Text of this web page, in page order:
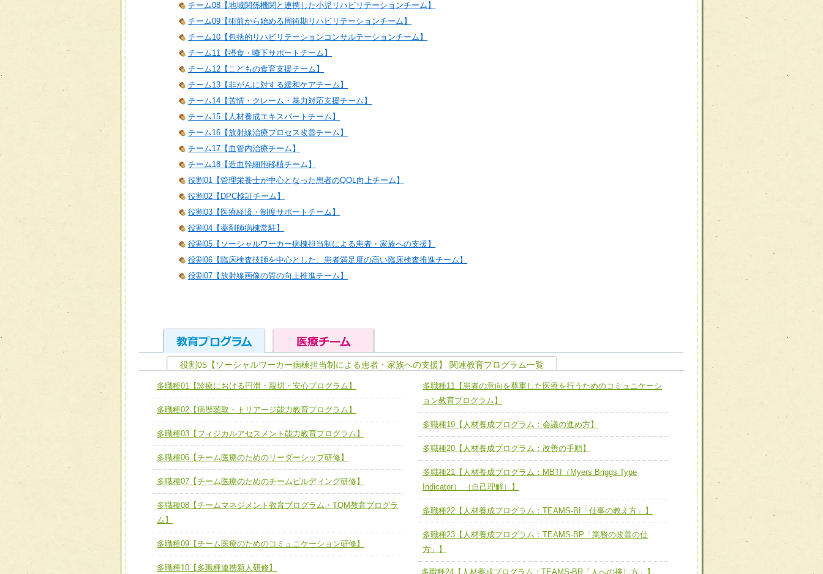
チーム08【地域関係機関と連携した小児リハビリテーションチーム】
チーム09【術前から始める周術期リハビリテーションチーム】
チーム10【包括的リハビリテーションコンサルテーションチーム】
チーム11【摂食・嚥下サポートチーム】
チーム12【こどもの食育支援チーム】
チーム13【非がんに対する緩和ケアチーム】
チーム14【苦情・クレーム・暴力対応支援チーム】
チーム15【人材養成エキスパートチーム】
チーム16【放射線治療プロセス改善チーム】
チーム17【血管内治療チーム】
チーム18【造血幹細胞移植チーム】
役割01【管理栄養士が中心となった患者のQOL向上チーム】
役割02【DPC検証チーム】
役割03【医療経済・制度サポートチーム】
役割04【薬剤師病棟常駐】
役割05【ソーシャルワーカー病棟担当制による患者・家族への支援】
役割06【臨床検査技師を中心とした、患者満足度の高い臨床検査推進チーム】
役割07【放射線画像の質の向上推進チーム】
ユニット１ 医療人としての基礎能力
全人的医療を実践する医療人として、必要な基礎能力を身につ
ける
ユニット２ チーム医療構成力
必要に応じて柔軟に医療チームを組織し、強調できる
ユニット３ 多職種連携力
他職種の視点とスキルを学び、相互理解と連携を深める
ユニット４ 専門能力拡大・向上
各職種のスキルを拡大・向上させ、新たな可能性を広げる
チーム01【病院内横断的問題解決チーム】
チーム02【地域医療連携推進による高度医療を必要とする在
宅患者等支援チーム】
チーム03【癌患者服薬サポートチーム】
チーム04【口腔ケアチーム】
チーム05【せん妄対策チーム】
チーム07【病院職員に対する院内感染対策教育チーム】
チーム08【地域関係機関と連携した小児リハビリテーション
チーム14【苦情・クレーム・暴力対応支援チーム】
チーム15【人材養成エキスパートチーム】
チーム16【放射線治療プロセス改善チーム】
チーム18【造血幹細胞移植チーム】
役割01【管理栄養士が中心となった患者のQOL向上チーム】
役割02【DPC検証チーム】
役割03【医療経済・制度サポートチーム】
役割05【ソーシャルワーカー病棟担当制による患者・家族への支援】 関連教育プログラム一覧
多職種01【診療における円滑・親切・安心プログラム】
多職種02【病歴聴取・トリアージ能力教育プログラム】
多職種03【フィジカルアセスメント能力教育プログラム】
多職種06【チーム医療のためのリーダーシップ研修】
多職種07【チーム医療のためのチームビルディング研修】
多職種08【チームマネジメント教育プログラム・TQM教育プログラ
ム】
多職種09【チーム医療のためのコミュニケーション研修】
多職種10【多職種連携新人研修】
多職種11【患者の意向を尊重した医療を行うためのコミュニケーシ
ョン教育プログラム】
多職種19【人材養成プログラム：会議の進め方】
多職種20【人材養成プログラム：改善の手順】
多職種21【人材養成プログラム：MBTI（Myers Briggs Type
Indicator） （自己理解）】
多職種22【人材養成プログラム：TEAMS-BI「仕事の教え方」】
多職種23【人材養成プログラム：TEAMS-BP「業務の改善の仕
方」】
多職種24【人材養成プログラム：TEAMS-BR「人への接し方」】